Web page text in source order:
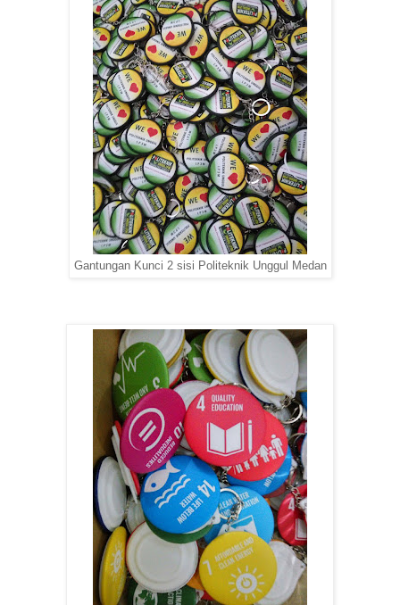
Gantungan Kunci 2 sisi Politeknik Unggul Medan